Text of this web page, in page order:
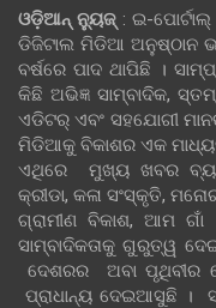
ଓଡ଼ିଆନ୍‍ ନ୍ୟୁଜ୍‍: ଇ-
ଡିଜିଟାଲ ମିଡିଆ ଅନୁଷ୍ଠାନ
ବର୍ଷରେ ପାଦ ଥାପିଛି ।
କିଛି ଅଭିଜ୍ଞ ସାମ୍ବାଦିକ,
ଏଡିଟର୍ ଏବଂ ସହଯୋଗୀ
ମିଡିଆକୁ ବିକାଶର ଏକ
ଏଥିରେ ମୁଖ୍ୟ ଖବର
କ୍ରୀଡା, କଳା ସଂସ୍କୃତି,
ଗ୍ରାମୀଣ ବିକାଶ,
ସାମ୍ବାଦିକତାକୁ ଗୁରୁତ୍ୱ
ଦେଶରର ଅବା
ପ୍ରାଧାନ୍ୟ ଦେଇଆସୁଛି ।